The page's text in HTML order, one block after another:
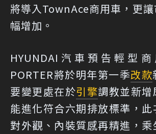
將導入TownAce商用車，更
幅增加。
HYUNDAI汽車預告輕型
PORTER將於明年第一季改款
要變更處在於引擎調教並新
能進化符合六期排放標準，
對外觀、內裝質感再精進，